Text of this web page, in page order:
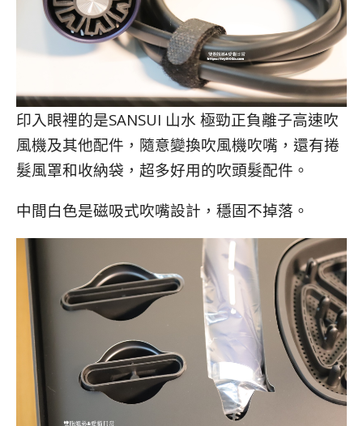
印入眼裡的是SANSUI 山水 極勁正負離子高速吹
風機及其他配件，隨意變換吹風機吹嘴，還有捲
髮風罩和收納袋，超多好用的吹頭髮配件。
中間白色是磁吸式吹嘴設計，穩固不掉落。